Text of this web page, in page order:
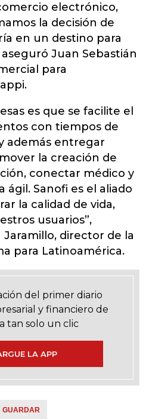
electrónico,
la decisión de
en un destino para
Juan Sebastián
para
es que se facilite el
con tiempos de
además entregar
la creación de
conectar médico y
ágil. Sanofi es el aliado
la calidad de vida,
usuarios”,
director de la
para Latinoamérica.
del primer diario
y financiero de
tan solo un clic
LA APP
GUARDAR